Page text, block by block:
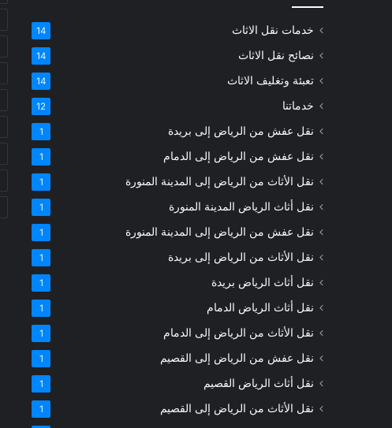
خدمات نقل الاثاث 14
نصائح نقل الاثاث 14
تعبئة وتغليف الاثاث 14
خدماتنا 12
نقل عفش من الرياض إلى بريدة 1
نقل عفش من الرياض إلى الدمام 1
نقل الأثاث من الرياض إلى المدينة المنورة 1
نقل أثاث الرياض المدينة المنورة 1
نقل عفش من الرياض إلى المدينة المنورة 1
نقل الأثاث من الرياض إلى بريدة 1
نقل أثاث الرياض بريدة 1
نقل أثاث الرياض الدمام 1
نقل الأثاث من الرياض إلى الدمام 1
نقل عفش من الرياض إلى القصيم 1
نقل أثاث الرياض القصيم 1
نقل الأثاث من الرياض إلى القصيم 1